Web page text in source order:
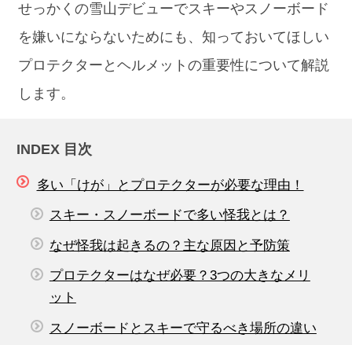
せっかくの雪山デビューでスキーやスノーボード
を嫌いにならないためにも、知っておいてほしい
プロテクターとヘルメットの重要性について解説
します。
INDEX 目次
多い「けが」とプロテクターが必要な理由！
スキー・スノーボードで多い怪我とは？
なぜ怪我は起きるの？主な原因と予防策
プロテクターはなぜ必要？3つの大きなメリ
ット
スノーボードとスキーで守るべき場所の違い